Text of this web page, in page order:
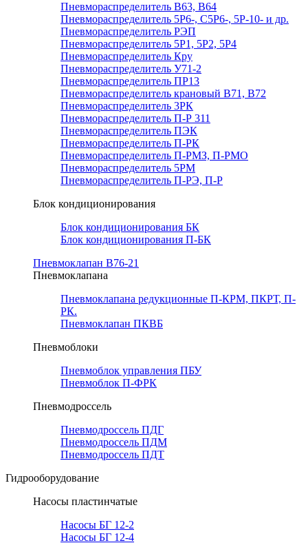
Пневмораспределитель В63, В64
Пневмораспределитель 5Р6-, С5Р6-, 5Р-10- и др.
Пневмораспределитель РЭП
Пневмораспределитель 5Р1, 5Р2, 5Р4
Пневмораспределитель Кру
Пневмораспределитель У71-2
Пневмораспределитель ПР13
Пневмораспределитель крановый В71, В72
Пневмораспределитель 3РК
Пневмораспределитель П-Р 311
Пневмораспределитель ПЭК
Пневмораспределитель П-РК
Пневмораспределитель П-РМЗ, П-РМО
Пневмораспределитель 5РМ
Пневмораспределитель П-РЭ, П-Р
Блок кондиционирования
Блок кондиционирования БК
Блок кондиционирования П-БК
Пневмоклапан В76-21
Пневмоклапана
Пневмоклапана редукционные П-КРМ, ПКРТ, П-
РК.
Пневмоклапан ПКВБ
Пневмоблоки
Пневмоблок управления ПБУ
Пневмоблок П-ФРК
Пневмодроссель
Пневмодроссель ПДГ
Пневмодроссель ПДМ
Пневмодроссель ПДТ
Гидрооборудование
Насосы пластинчатые
Насосы БГ 12-2
Насосы БГ 12-4